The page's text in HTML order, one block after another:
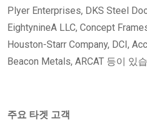
Plyer Enterprises, DKS Steel
EightynineA LLC, Concept
Houston-Starr Company, DCI,
Beacon Metals, ARCAT 등이 있
주요 타겟 고객